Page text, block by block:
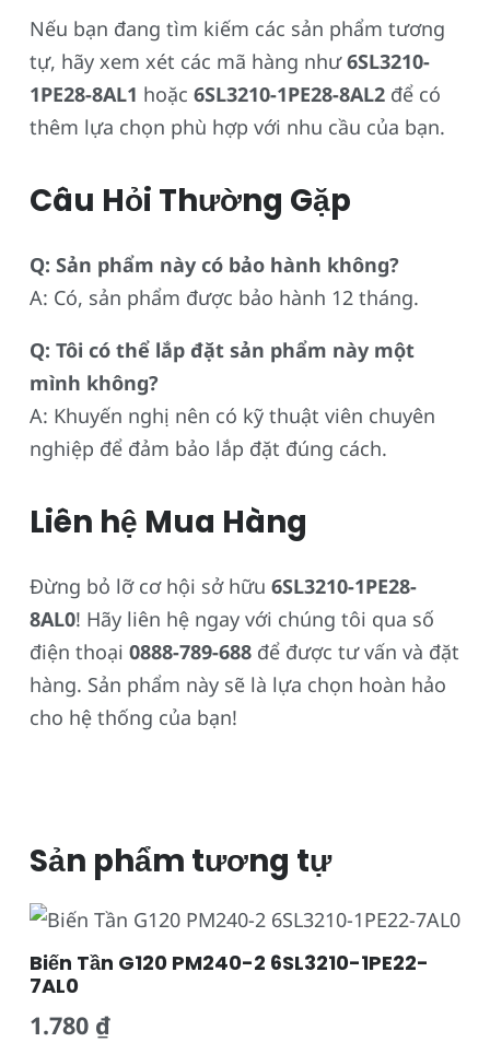
Nếu bạn đang tìm kiếm các sản phẩm tương
tự, hãy xem xét các mã hàng như6SL3210-
1PE28-8AL1 hoặc 6SL3210-1PE28-8AL2 để có
thêm lựa chọn phù hợp với nhu cầu của bạn.
Câu Hỏi Thường Gặp
Q: Sản phẩm này có bảo hành không?
A: Có, sản phẩm được bảo hành 12 tháng.
Q: Tôi có thể lắp đặt sản phẩm này một
mình không?
A: Khuyến nghị nên có kỹ thuật viên chuyên
nghiệp để đảm bảo lắp đặt đúng cách.
Liên hệ Mua Hàng
Đừng bỏ lỡ cơ hội sở hữu 6SL3210-1PE28-
8AL0! Hãy liên hệ ngay với chúng tôi qua số
điện thoại 0888-789-688 để được tư vấn và đặt
hàng. Sản phẩm này sẽ là lựa chọn hoàn hảo
cho hệ thống của bạn!
Sản phẩm tương tự
Biến Tần G120 PM240-2 6SL3210-1PE22-
7AL0
1.780 ₫